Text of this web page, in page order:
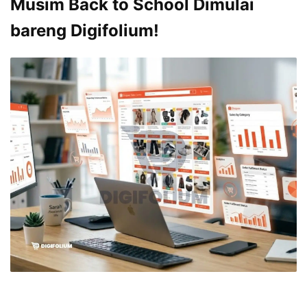
Musim Back to School Dimulai
bareng Digifolium!